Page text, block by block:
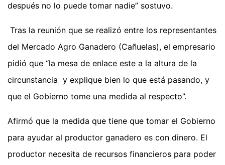
después no lo puede tomar nadie” sostuvo.
Tras la reunión que se realizó entre los representantes
del Mercado Agro Ganadero (Cañuelas), el empresario
pidió que “la mesa de enlace este a la altura de la
circunstancia y explique bien lo que está pasando, y
que el Gobierno tome una medida al respecto”.
Afirmó que la medida que tiene que tomar el Gobierno
para ayudar al productor ganadero es con dinero. El
productor necesita de recursos financieros para poder